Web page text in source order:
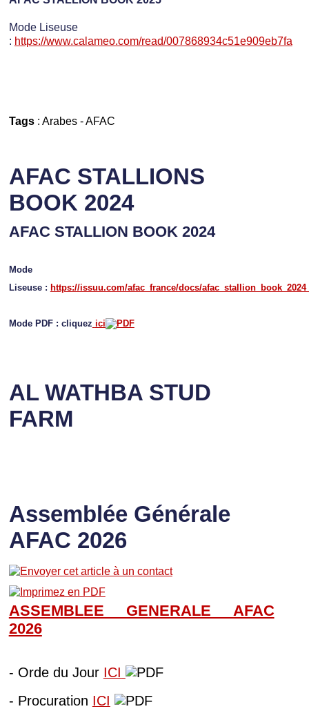
Mode Liseuse
: https://www.calameo.com/read/007868934c51e909eb7fa
Tags: Arabes-AFAC
AFAC STALLIONS
BOOK 2024
AFAC STALLION BOOK 2024
Mode
Liseuse : https://issuu.com/afac_france/docs/
Mode PDF : cliquez ici
AL WATHBA STUD
FARM
Assemblée Générale
AFAC 2026
ASSEMBLEE GENERALE AFAC
2026
- Orde du Jour ICI
- Procuration ICI